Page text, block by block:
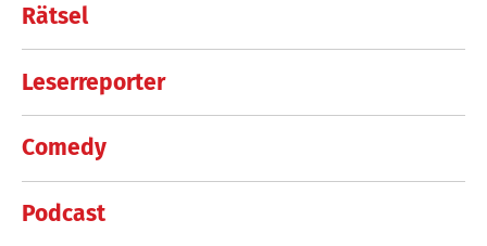
Rätsel
Leserreporter
Comedy
Podcast